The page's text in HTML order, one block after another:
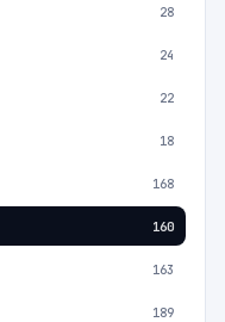
28
24
22
18
168
160
163
189